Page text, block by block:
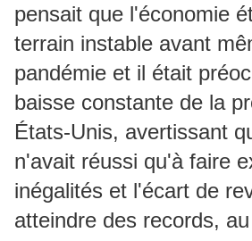
pensait que l'économie
terrain instable avant
pandémie et il était
baisse constante de la
États-Unis, avertissant
n'avait réussi qu'à faire
inégalités et l'écart de
atteindre des records,